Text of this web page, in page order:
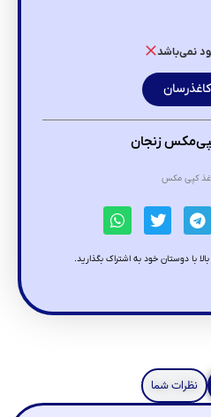
نمی‌باشد
کپی مکس
با دوستان خود به اشتراک بگذارید.
نظرات شما